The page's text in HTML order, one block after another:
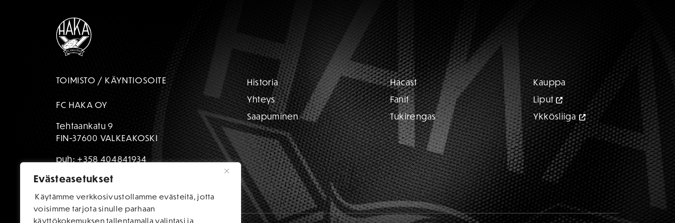
Evästeasetukset
Käytämme verkkosivustollamme evästeitä, jotta
voisimme tarjota sinulle parhaan
käyttökokemuksen tallentamalla valintasi ja
TOIMISTO / KÄYNTIOSOITE
FC HAKA OY
Tehtaankatu 9
FIN-37600 VALKEAKOSKI
puh:+358 404841934
toimisto@fchaka.fi
Historia
Yhteys
Saapuminen
Hacast
Fanit
Tukirengas
Kauppa
Liput
Ykkösliiga